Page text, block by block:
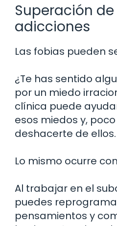
Superación
adicciones
Las fobias pueden
¿Te has sentido
por un miedo
clínica puede
esos miedos y,
deshacerte de ellos.
Lo mismo ocurre
Al trabajar en el
puedes
pensamientos y